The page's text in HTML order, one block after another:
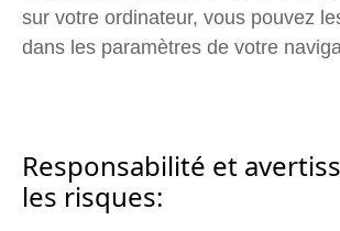
sur votre ordinateur, vous pouvez
dans les paramètres de votre
Responsabilité et
les risques: